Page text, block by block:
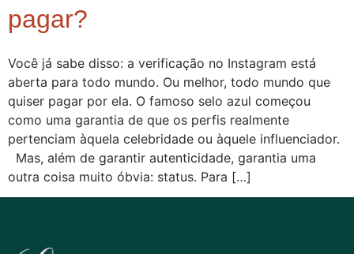
pagar?
Você já sabe disso: a verificação no Instagram está
aberta para todo mundo. Ou melhor, todo mundo que
quiser pagar por ela. O famoso selo azul começou
como uma garantia de que os perfis realmente
pertenciam àquela celebridade ou àquele influenciador.
Mas, além de garantir autenticidade, garantia uma
outra coisa muito óbvia: status. Para […]